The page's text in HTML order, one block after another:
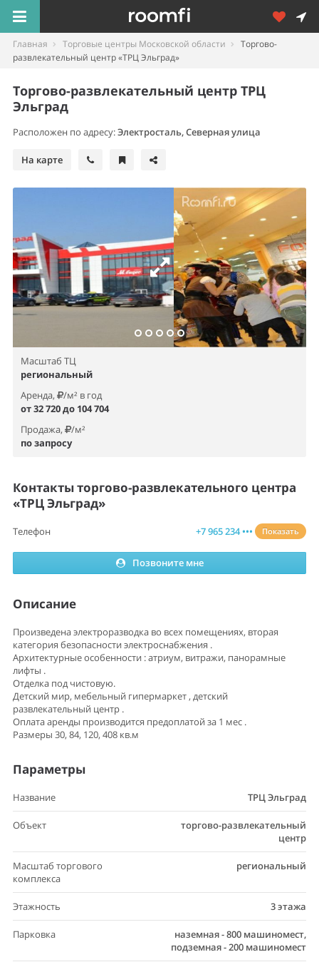
Главная Торговые центры Московской области
Торгово-
развлекательный центр «ТРЦ Эльград»
Торгово-развлекательный центр ТРЦ
Эльград
Расположен по адресу:Электросталь,Северная улица
На карте
Масштаб ТЦ
региональный
Аренда,
/м² в год
от 32 720 до 104 704
Продажа,
/м²
по запросу
Контакты торгово-развлекательного центра
«ТРЦ Эльград»
Телефон +7 965 234 ••• Показать
Позвоните мне
Описание
Произведена электроразводка во всех помещениях, вторая
категория безопасности электроснабжения .
Архитектурные особенности : атриум, витражи, панорамные
лифты .
Отделка под чистовую.
Детский мир, мебельный гипермаркет , детский
развлекательный центр .
Оплата аренды производится предоплатой за 1 мес .
Размеры 30, 84, 120, 408 кв.м
Параметры
Название ТРЦ Эльград
Объект
торгово-развлекательный
центр
Масштаб торгового
комплекса
региональный
Этажность 3 этажа
Парковка
наземная - 800 машиномест,
подземная - 200 машиномест